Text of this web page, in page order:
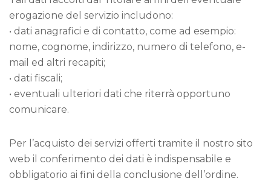
erogazione del servizio includono:
• dati anagrafici e di contatto, come ad esempio:
nome, cognome, indirizzo, numero di telefono, e-
mail ed altri recapiti;
• dati fiscali;
• eventuali ulteriori dati che riterrà opportuno
comunicare.
Per l’acquisto dei servizi offerti tramite il nostro sito
web il conferimento dei dati è indispensabile e
obbligatorio ai fini della conclusione dell’ordine.